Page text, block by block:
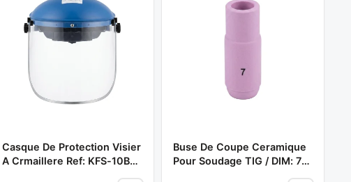
Casque De Protection Visier
A Crmaillere Ref: KFS-10B
Buse De Coupe Ceramique
Pour Soudage TIG / DIM: 7